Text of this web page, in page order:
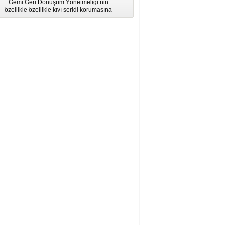
Gemi Geri Dönüşüm Yönetmeliği’nin
özellikle özellikle kıyı şeridi korumasına
ilişkin hükümlere uymadığı için AB